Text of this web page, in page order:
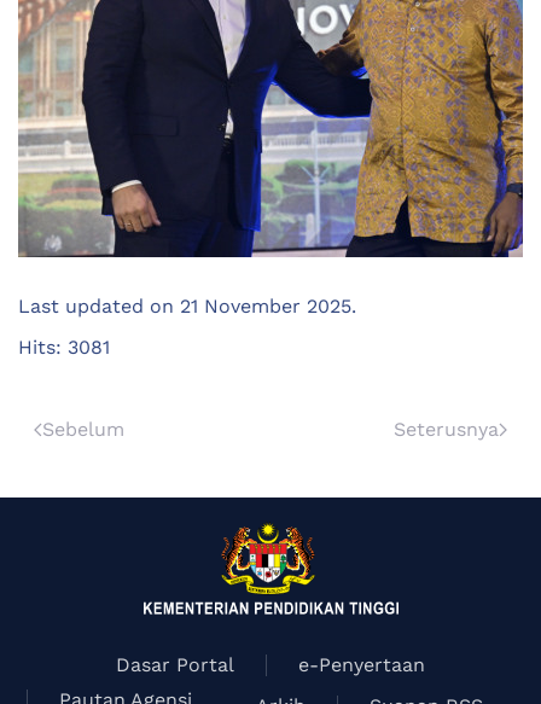
Last updated on 21 November 2025.
Hits: 3081
Sebelum Seterusnya
Dasar Portal
e-Penyertaan